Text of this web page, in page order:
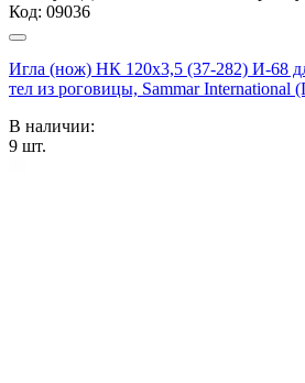
Код: 09036
Игла (нож) НК 120х3,5 (37-282) И-68
тел из роговицы, Sammar
В наличии:
9 шт.